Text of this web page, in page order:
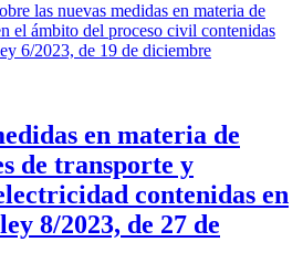
las nuevas medidas en materia de
el ámbito del proceso civil contenidas
6/2023, de 19 de diciembre
en materia de
de transporte y
contenidas en
8/2023, de 27 de